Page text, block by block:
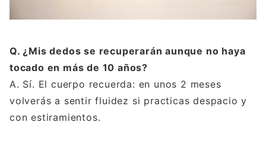
Q. ¿Mis dedos se recuperarán aunque no haya
tocado en más de 10 años?
A. Sí. El cuerpo recuerda: en unos 2 meses
volverás a sentir fluidez si practicas despacio y
con estiramientos.